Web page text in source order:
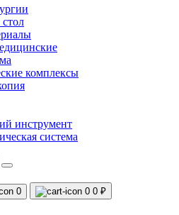
комплексы
инструмент
система
0 0 0 ₽